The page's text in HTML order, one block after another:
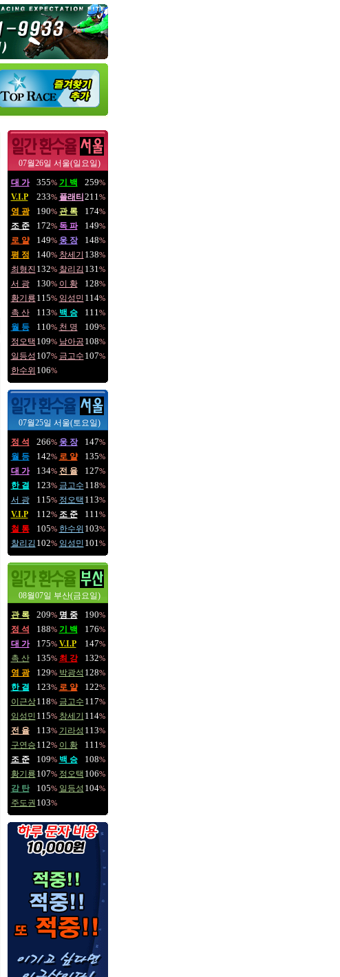
07월26일 서울(일요일)
대 가
355% 기 백 259%
V.I.P 233% 플래티 211%
영 광 190% 관 록 174%
조 준 172% 독 파 149%
로 얄 149% 웅 장 148%
평 정 140% 창세기 138%
최형진 132% 찰리김 131%
서 광 130% 이 황 128%
황기룡 115% 임성민 114%
촉 산 113% 백 승 111%
월 등 110% 천 명 109%
정오택 109% 남아공 108%
일등성 107% 금고수 107%
한수위 106%
07월25일 서울(토요일)
정 석
266% 웅 장 147%
월 등 142% 로 얄 135%
대 가 134% 전 율 127%
한 결 123% 금고수 118%
서 광 115% 정오택 113%
V.I.P 112% 조 준 111%
철 통 105% 한수위 103%
찰리김 102% 임성민 101%
08월07일 부산(금요일)
관 록
209% 명 중 190%
정 석 188% 기 백 176%
대 가 175% V.I.P 147%
촉 산 135% 최 강 132%
영 광 129% 박광석 128%
한 결 123% 로 얄 122%
이근상118% 금고수 117%
임성민 115% 창세기 114%
전 율 113% 기라성 113%
구연승 112% 이 황 111%
조 준 109% 백 승 108%
황기룡 107% 정오택 106%
감 탄 105% 일등성 104%
주도권 103%